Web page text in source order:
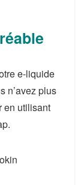
e-liquide
n’avez plus
en utilisant